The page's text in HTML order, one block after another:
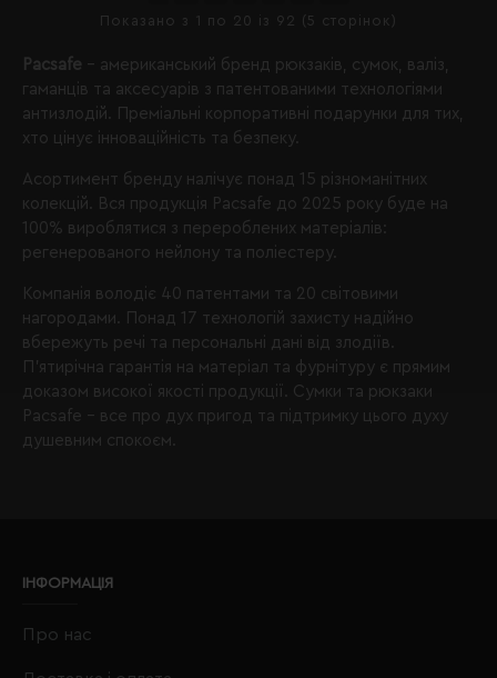
Показано з 1 по 20 із 92 (5 сторінок)
Pacsafe – американський бренд рюкзаків, сумок, валіз,
гаманців та аксесуарів з патентованими технологіями
антизлодій. Преміальні корпоративні подарунки для тих,
хто цінує інноваційність та безпеку.
Асортимент бренду налічує понад 15 різноманітних
колекцій. Вся продукція Pacsafe до 2025 року буде на
100% вироблятися з перероблених матеріалів:
регенерованого нейлону та поліестеру.
Компанія володіє 40 патентами та 20 світовими
нагородами. Понад 17 технологій захисту надійно
вбережуть речі та персональні дані від злодіїв.
П'ятирічна гарантія на матеріал та фурнітуру є прямим
доказом високої якості продукції. Сумки та рюкзаки
Pacsafe – все про дух пригод та підтримку цього духу
душевним спокоєм.
ІНФОРМАЦІЯ
Про нас